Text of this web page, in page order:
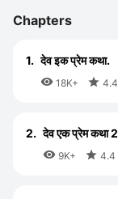
Chapters
1. देव इक प्रेम कथा.
 18K+  4.4
2. देव एक प्रेम कथा 2
 9K+  4.4